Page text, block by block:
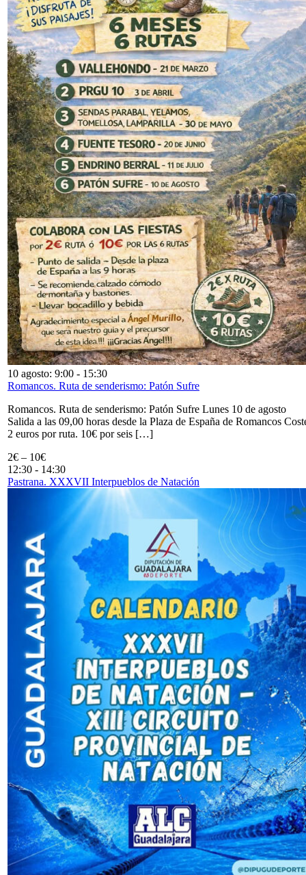
10 agosto: 9:00 - 15:30
Romancos. Ruta de senderismo: Patón Sufre
Romancos. Ruta de senderismo: Patón Sufre Lunes 10 de agosto
Salida a las 09,00 horas desde la Plaza de España de Romancos
2 euros por ruta. 10€ por seis […]
2€ – 10€
12:30 - 14:30
Pastrana. XXXVII Interpueblos de Natación